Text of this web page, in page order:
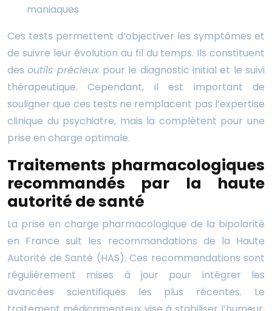
maniaques
Ces tests permettent d’objectiver les symptômes et
de suivre leur évolution au fil du temps. Ils constituent
desoutils précieux pour le diagnostic initial et le suivi
thérapeutique. Cependant, il est important de
souligner que ces tests ne remplacent pas l’expertise
clinique du psychiatre, mais la complètent pour une
prise en charge optimale.
Traitements pharmacologiques
recommandés par la haute
autorité de santé
La prise en charge pharmacologique de la bipolarité
en France suit les recommandations de la Haute
Autorité de Santé (HAS). Ces recommandations sont
régulièrement mises à jour pour intégrer les
avancées scientifiques les plus récentes. Le